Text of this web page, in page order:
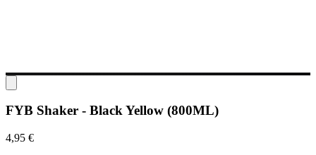
FYB Shaker - Black Yellow (800ML)
4,95 €